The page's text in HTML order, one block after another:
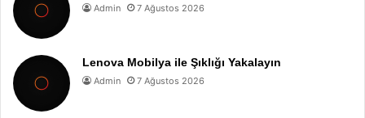
Admin 7 Ağustos 2026
Lenova Mobilya ile Şıklığı Yakalayın
Admin 7 Ağustos 2026